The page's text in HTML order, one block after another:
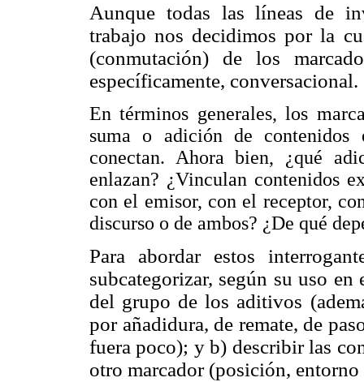
Aunque todas las líneas de
trabajo nos decidimos por la
(conmutación) de los
específicamente, conversacional.
En términos generales, los
suma o adición de
conectan. Ahora bien, ¿qué
enlazan? ¿Vinculan contenidos
con el emisor, con el receptor,
discurso o de ambos? ¿De qué
Para abordar estos
subcategorizar, según su uso
del grupo de los aditivos
por añadidura, de remate, de
fuera poco); y b) describir las
otro marcador (posición,